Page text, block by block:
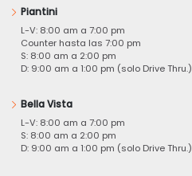
Piantini
L-V: 8:00 am a 7:00 pm
Counter hasta las 7:00 pm
S: 8:00 am a 2:00 pm
D: 9:00 am a 1:00 pm (solo Drive Thru.)
Bella Vista
L-V: 8:00 am a 7:00 pm
S: 8:00 am a 2:00 pm
D: 9:00 am a 1:00 pm (solo Drive Thru.)